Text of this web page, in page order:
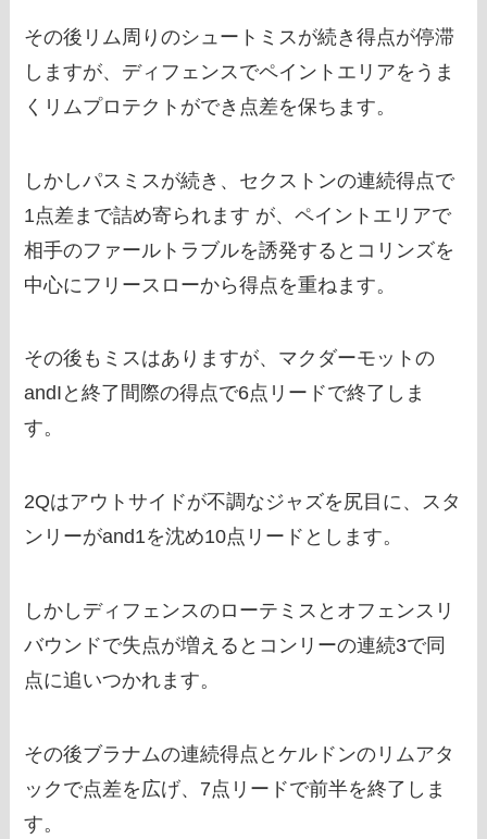
その後リム周りのシュートミスが続き得点が停滞
しますが、ディフェンスでペイントエリアをうま
くリムプロテクトができ点差を保ちます。
しかしパスミスが続き、セクストンの連続得点で
1点差まで詰め寄られます が、ペイントエリアで
相手のファールトラブルを誘発するとコリンズを
中心にフリースローから得点を重ねます。
その後もミスはありますが、マクダーモットの
andIと終了間際の得点で6点リードで終了しま
す。
2Qはアウトサイドが不調なジャズを尻目に、スタ
ンリーがand1を沈め10点リードとします。
しかしディフェンスのローテミスとオフェンスリ
バウンドで失点が増えるとコンリーの連続3で同
点に追いつかれます。
その後ブラナムの連続得点とケルドンのリムアタ
ックで点差を広げ、7点リードで前半を終了しま
す。